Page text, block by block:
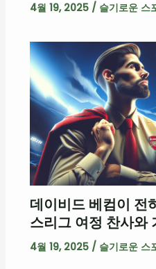
4월 19, 2025 / 슬기로운 스
데이비드 베컴이 전
스리그 여정 찬사와
4월 19, 2025 / 슬기로운 스